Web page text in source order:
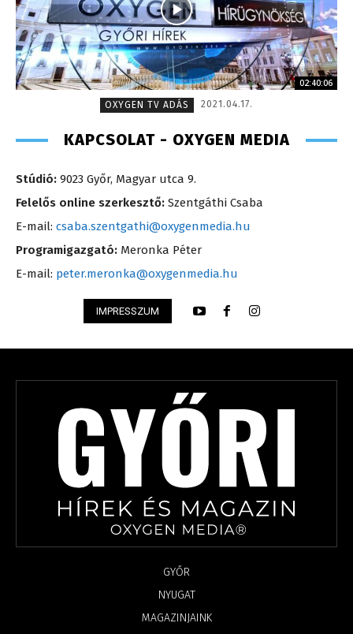
02:40:06
OXYGEN TV ADÁS
2021.04.17.
KAPCSOLAT - OXYGEN MEDIA
Stúdió: 9023 Győr, Magyar utca 9.
Felelős online szerkesztő: Szentgáthi Csaba
E-mail: csaba.szentgathi@oxygenmedia.hu
Programigazgató: Meronka Péter
E-mail: peter.meronka@oxygenmedia.hu
IMPRESSZUM
GYŐR
NYUGAT
MAGAZINJAINK